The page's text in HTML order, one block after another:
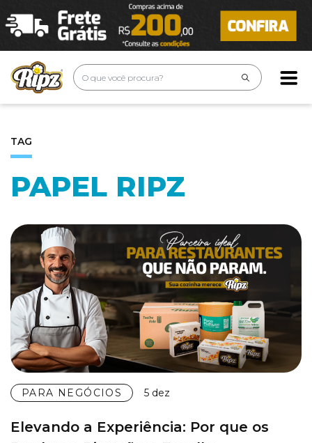
TAG
PAPEL RIPZ
PARA NEGÓCIOS 5 dez
Elevando a Experiência: Por que os